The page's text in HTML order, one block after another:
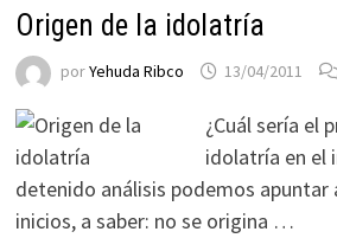
Origen de la idolatría
porYehuda Ribco 13/04/2011
¿Cuál sería el
idolatría en el
detenido análisis podemos apuntar
inicios, a saber: no se origina …